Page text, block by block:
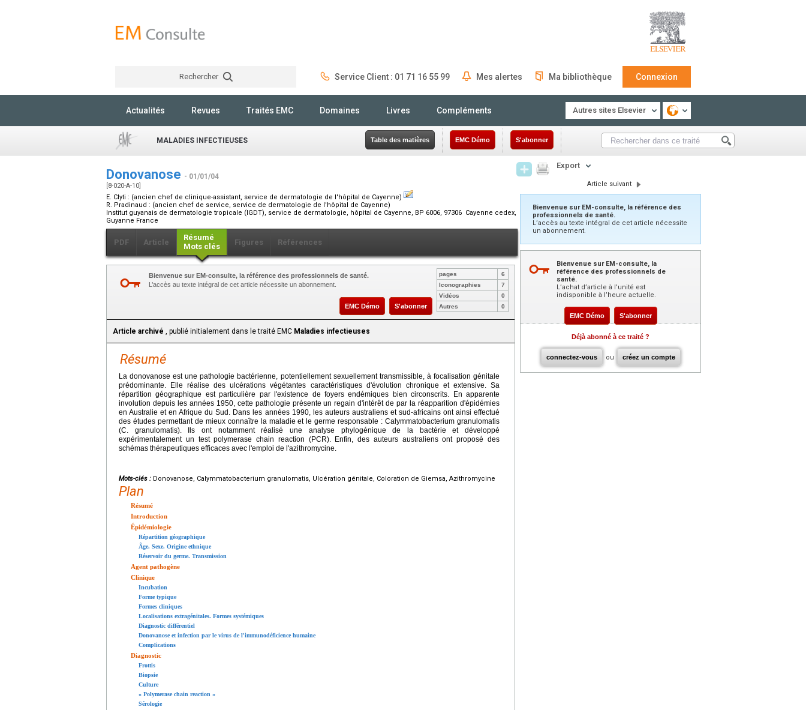
Rechercher Service Client : 01 71 16 55 99 Mes alertes Ma bibliothèque Connexion
Actualités Revues Traités EMC Domaines Livres Compléments Autres sites Elsevier
MALADIES INFECTIEUSES Table des matières EMC Démo S'abonner
Donovanose - 01/01/04
[8-020-A-10]
E. Clyti : (ancien chef de clinique-assistant, service de dermatologie de l'hôpital de Cayenne)
R. Pradinaud : (ancien chef de service, service de dermatologie de l'hôpital de Cayenne)
Institut guyanais de dermatologie tropicale (IGDT), service de dermatologie, hôpital de Cayenne, BP 6006, 97306 Cayenne cedex,
Guyanne France
PDF Article
Résumé
Mots clés
Figures Références
Bienvenue sur EM-consulte, la référence des professionnels de santé.
L’accès au texte intégral de cet article nécessite un abonnement.
EMC Démo S'abonner
pages
6
Iconographies
7
Vidéos
0
Autres
0
Article archivé , publié initialement dans le traité EMC Maladies infectieuses
Résumé
La donovanose est une pathologie bactérienne, potentiellement sexuellement transmissible, à focalisation génitale
prédominante. Elle réalise des ulcérations végétantes caractéristiques d'évolution chronique et extensive. Sa
répartition géographique est particulière par l'existence de foyers endémiques bien circonscrits. En apparente
involution depuis les années 1950, cette pathologie présente un regain d'intérêt de par la réapparition d'épidémies
en Australie et en Afrique du Sud. Dans les années 1990, les auteurs australiens et sud-africains ont ainsi effectué
des études permettant de mieux connaître la maladie et le germe responsable : Calymmatobacterium granulomatis
(C. granulomatis). Ils ont notamment réalisé une analyse phylogénique de la bactérie et développé
expérimentalement un test polymerase chain reaction (PCR). Enfin, des auteurs australiens ont proposé des
schémas thérapeutiques efficaces avec l'emploi de l'azithromycine.
Mots-clés : Donovanose, Calymmatobacterium granulomatis, Ulcération génitale, Coloration de Giemsa, Azithromycine
Plan
Résumé
Introduction
Épidémiologie
Répartition géographique
Âge. Sexe. Origine ethnique
Réservoir du germe. Transmission
Agent pathogène
Clinique
Incubation
Forme typique
Formes cliniques
Localisations extragénitales. Formes systémiques
Diagnostic différentiel
Donovanose et infection par le virus de l'immunodéficience humaine
Complications
Diagnostic
Frottis
Biopsie
Culture
« Polymerase chain reaction »
Sérologie
Export
Article suivant
Bienvenue sur EM-consulte, la référence des
professionnels de santé.
L’accès au texte intégral de cet article nécessite
un abonnement.
Bienvenue sur EM-consulte, la
référence des professionnels de
santé.
L’achat d’article à l’unité est
indisponible à l’heure actuelle.
EMC Démo S'abonner
Déjà abonné à ce traité ?
connectez-vous ou créez un compte